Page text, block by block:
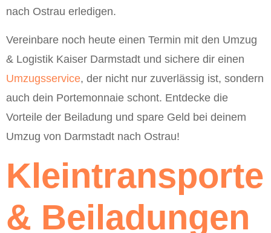
nach Ostrau erledigen.
Vereinbare noch heute einen Termin mit den Umzug
& Logistik Kaiser Darmstadt und sichere dir einen
Umzugsservice, der nicht nur zuverlässig ist, sondern
auch dein Portemonnaie schont. Entdecke die
Vorteile der Beiladung und spare Geld bei deinem
Umzug von Darmstadt nach Ostrau!
Kleintransporte
& Beiladungen